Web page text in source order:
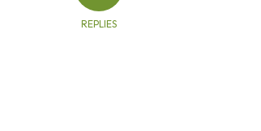
REPLIES